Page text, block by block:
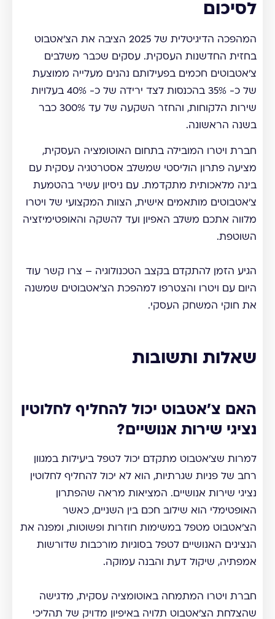
לסיכום
המהפכה הדיגיטלית של 2025 הציבה את הצ'אטבוט
בחזית החדשנות העסקית. עסקים שכבר משלבים
צ'אטבוטים חכמים בפעילותם נהנים מעלייה ממוצעת
של כ- 35% בהכנסות לצד ירידה של כ- 40% בעלויות
שירות הלקוחות, והחזר השקעה של עד 300% כבר
בשנה הראשונה.
חברת ויטרו המובילה בתחום האוטומציה העסקית,
מציעה פתרון הוליסטי שמשלב אסטרטגיה עסקית עם
בינה מלאכותית מתקדמת. עם ניסיון עשיר בהטמעת
צ'אטבוטים מותאמים אישית, הצוות המקצועי של ויטרו
מלווה אתכם משלב האפיון ועד להשקה והאופטימיזציה
השוטפת.
הגיע הזמן להתקדם בקצב הטכנולוגיה – צרו קשר עוד
היום עם ויטרו והצטרפו למהפכת הצ'אטבוטים שמשנה
את חוקי המשחק העסקי.
שאלות ותשובות
האם צ'אטבוט יכול להחליף לחלוטין
נציגי שירות אנושיים?
למרות שצ'אטבוט מתקדם יכול לטפל ביעילות במגוון
רחב של פניות שגרתיות, הוא לא יכול להחליף לחלוטין
נציגי שירות אנושיים. המציאות מראה שהפתרון
האופטימלי הוא שילוב חכם בין השניים, כאשר
הצ'אטבוט מטפל במשימות חוזרות ופשוטות, ומפנה את
הנציגים האנושיים לטפל בסוגיות מורכבות שדורשות
אמפתיה, שיקול דעת והבנה עמוקה.
חברת ויטרו המתמחה באוטומציה עסקית, מדגישה
שהצלחת הצ'אטבוט תלויה באיפיון מדויק של תהליכי